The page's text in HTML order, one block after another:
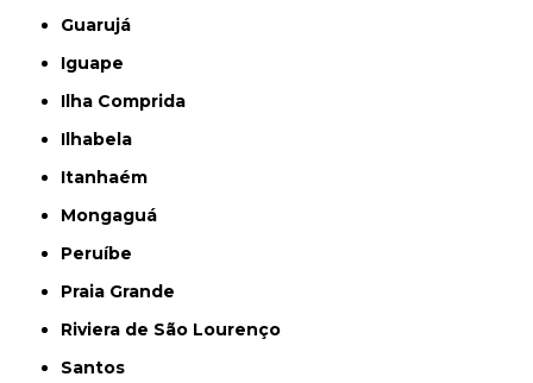
Guarujá
Iguape
Ilha Comprida
Ilhabela
Itanhaém
Mongaguá
Peruíbe
Praia Grande
Riviera de São Lourenço
Santos